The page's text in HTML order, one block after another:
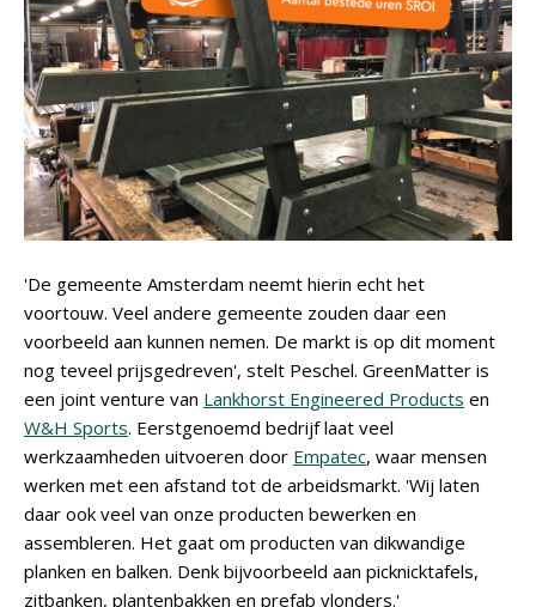
'De gemeente Amsterdam neemt hierin echt het
voortouw. Veel andere gemeente zouden daar een
voorbeeld aan kunnen nemen. De markt is op dit moment
nog teveel prijsgedreven', stelt Peschel. GreenMatter is
een joint venture van Lankhorst Engineered Products en
W&H Sports. Eerstgenoemd bedrijf laat veel
werkzaamheden uitvoeren door Empatec, waar mensen
werken met een afstand tot de arbeidsmarkt. 'Wij laten
daar ook veel van onze producten bewerken en
assembleren. Het gaat om producten van dikwandige
planken en balken. Denk bijvoorbeeld aan picknicktafels,
zitbanken, plantenbakken en prefab vlonders.'